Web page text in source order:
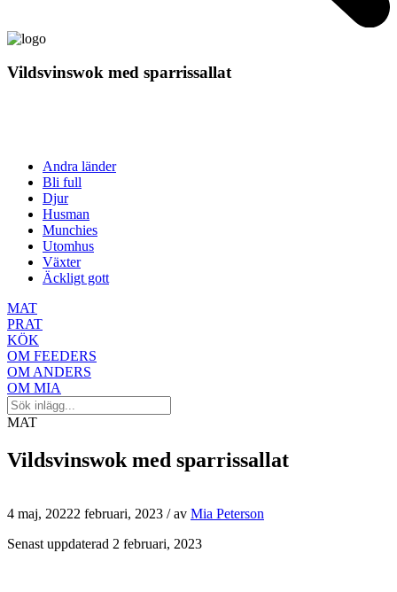
Vildsvinswok med sparrissallat
Andra länder
Bli full
Djur
Husman
Munchies
Utomhus
Växter
Äckligt gott
MAT
PRAT
KÖK
OM FEEDERS
OM ANDERS
OM MIA
MAT
Vildsvinswok med sparrissallat
4 maj, 20222 februari, 2023 / av Mia Peterson
Senast uppdaterad 2 februari, 2023